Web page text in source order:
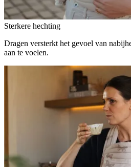
Sterkere hechting
Dragen versterkt het gevoel van
aan te voelen.